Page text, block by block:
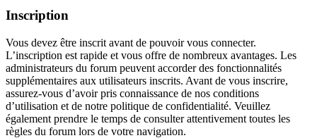
Inscription
Vous devez être inscrit avant de pouvoir vous connecter.
L’inscription est rapide et vous offre de nombreux avantages. Les
administrateurs du forum peuvent accorder des fonctionnalités
supplémentaires aux utilisateurs inscrits. Avant de vous inscrire,
assurez-vous d’avoir pris connaissance de nos conditions
d’utilisation et de notre politique de confidentialité. Veuillez
également prendre le temps de consulter attentivement toutes les
règles du forum lors de votre navigation.